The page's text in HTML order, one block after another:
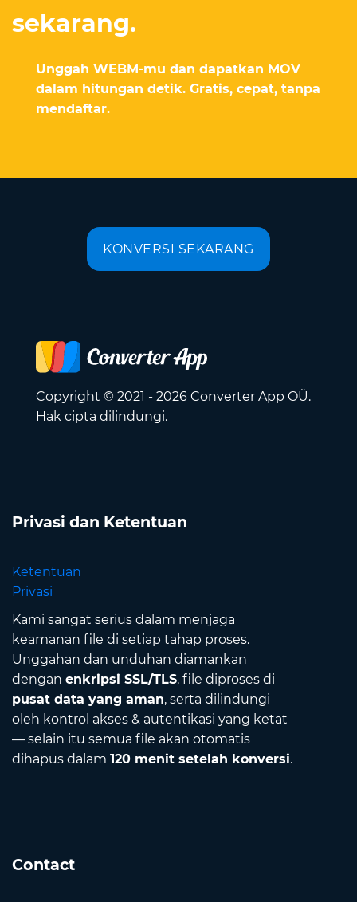
sekarang.
Unggah WEBM-mu dan dapatkan MOV
dalam hitungan detik. Gratis, cepat, tanpa
mendaftar.
KONVERSI SEKARANG
Copyright © 2021 - 2026 Converter App OÜ.
Hak cipta dilindungi.
Privasi dan Ketentuan
Ketentuan
Privasi
Kami sangat serius dalam menjaga
keamanan file di setiap tahap proses.
Unggahan dan unduhan diamankan
dengan enkripsi SSL/TLS, file diproses di
pusat data yang aman, serta dilindungi
oleh kontrol akses & autentikasi yang ketat
— selain itu semua file akan otomatis
dihapus dalam 120 menit setelah konversi.
Contact